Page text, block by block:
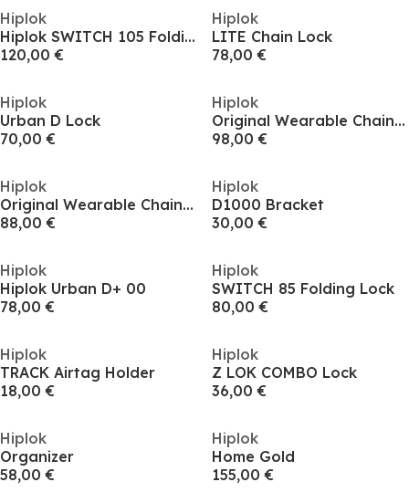
Hiplok
Hiplok SWITCH 105 Folding Lock
120,00 €
Hiplok
LITE Chain Lock
78,00 €
Hiplok
Urban D Lock
70,00 €
Hiplok
Original Wearable Chain Lock
98,00 €
Hiplok
Original Wearable Chain Lock
88,00 €
Hiplok
D1000 Bracket
30,00 €
Hiplok
Hiplok Urban D+ 00
78,00 €
Hiplok
SWITCH 85 Folding Lock
80,00 €
Hiplok
TRACK Airtag Holder
18,00 €
Hiplok
Z LOK COMBO Lock
36,00 €
Hiplok
Organizer
58,00 €
Hiplok
Home Gold
155,00 €